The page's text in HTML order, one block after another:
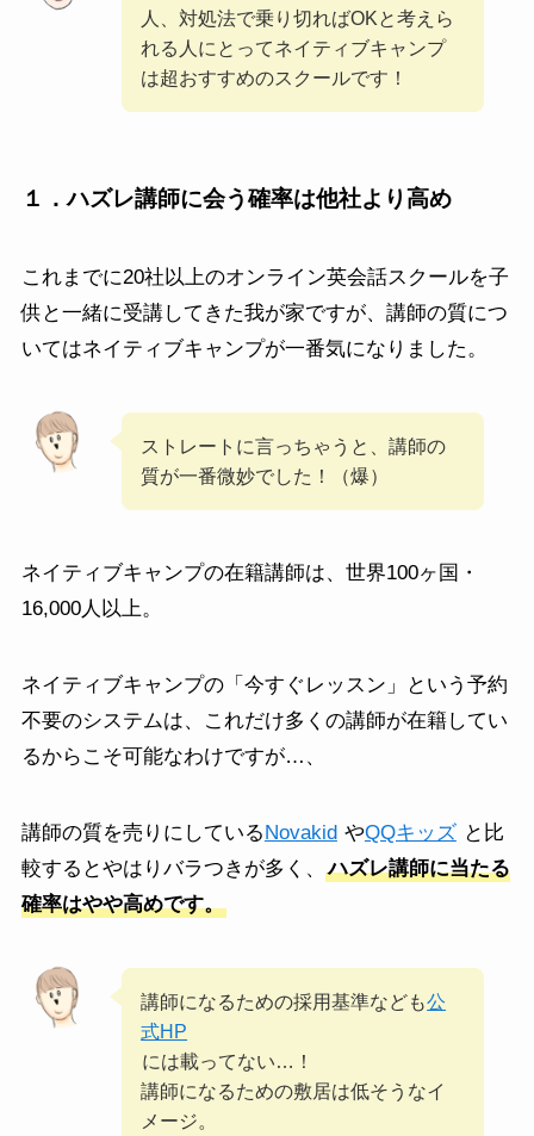
人、対処法で乗り切ればOKと考えら
れる人にとってネイティブキャンプ
は超おすすめのスクールです！
１．ハズレ講師に会う確率は他社より高め
これまでに20社以上のオンライン英会話スクールを子
供と一緒に受講してきた我が家ですが、講師の質につ
いてはネイティブキャンプが一番気になりました。
ストレートに言っちゃうと、講師の
質が一番微妙でした！（爆）
ネイティブキャンプの在籍講師は、世界100ヶ国・
16,000人以上。
ネイティブキャンプの「今すぐレッスン」という予約
不要のシステムは、これだけ多くの講師が在籍してい
るからこそ可能なわけですが…、
講師の質を売りにしているNovakid やQQキッズ と比
較するとやはりバラつきが多く、
ハズレ講師に当たる
確率はやや高めです。
講師になるための採用基準なども公
式HP
には載ってない…！
講師になるための敷居は低そうなイ
メージ。